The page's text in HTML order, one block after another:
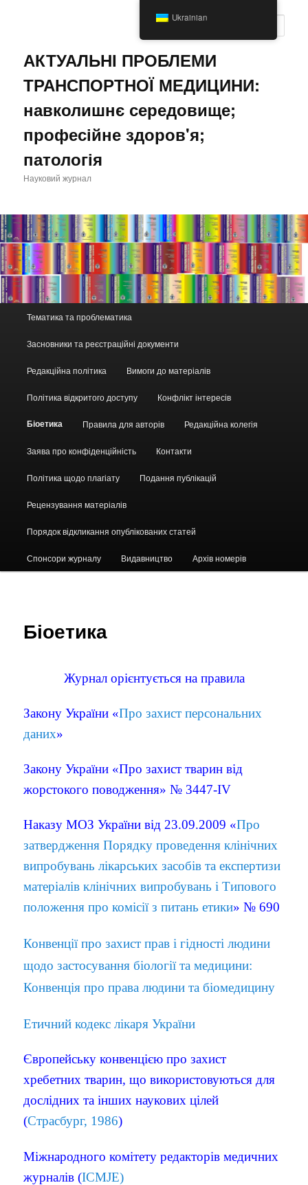
АКТУАЛЬНІ ПРОБЛЕМИ
ТРАНСПОРТНОЇ МЕДИЦИНИ:
навколишнє середовище;
професійне здоров'я;
патологія
Науковий журнал
Тематика та проблематика
Засновники та реєстраційні документи
Редакційна політика Вимоги до матеріалів
Політика відкритого доступу Конфлікт інтересів
Біоетика Правила для авторів Редакційна колегія
Заява про конфіденційність Контакти
Політика щодо плагіату Подання публікацій
Рецензування матеріалів
Порядок відкликання опублікованих статей
Спонсори журналу Видавництво Архів номерів
Біоетика
Журнал орієнтується на правила
Закону України «Про захист персональних
даних»
Закону України «Про захист тварин від
жорстокого поводження» № 3447-IV
Наказу МОЗ України від 23.09.2009 «Про
затвердження Порядку проведення клінічних
випробувань лікарських засобів та експертизи
матеріалів клінічних випробувань і Типового
положення про комісії з питань етики» № 690
Конвенції про захист прав і гідності людини
щодо застосування біології та медицини:
Конвенція про права людини та біомедицину
Етичний кодекс лікаря України
Європейську конвенцією про захист
хребетних тварин, що використовуються для
дослідних та інших наукових цілей
(Страсбург, 1986)
Міжнародного комітету редакторів медичних
журналів (ICMJE)
Ukrainian